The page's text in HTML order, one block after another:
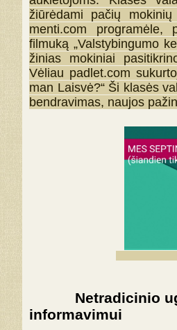
žiūrėdami pačių
menti.com programėle,
filmuką „Valstybingumo
žinias mokiniai
Vėliau padlet.com
man Laisvė?“ Ši klasės
bendravimas, naujos
Netradicinio
informavimui